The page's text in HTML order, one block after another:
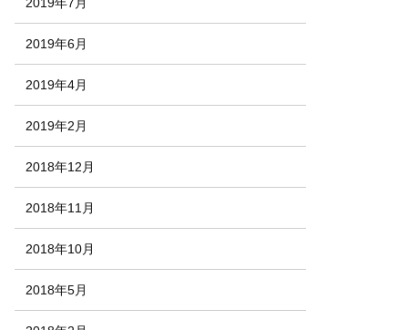
2019年7月
2019年6月
2019年4月
2019年2月
2018年12月
2018年11月
2018年10月
2018年5月